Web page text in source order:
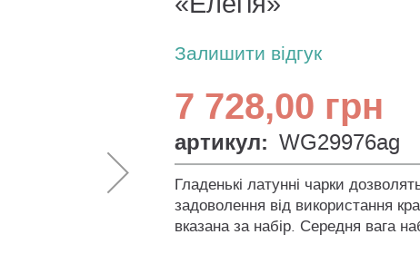
Залишити відгук
7 728,00 грн
артикул: WG29976ag
Гладенькі латунні чарки
задоволення від використання
вказана за набір. Середня вага